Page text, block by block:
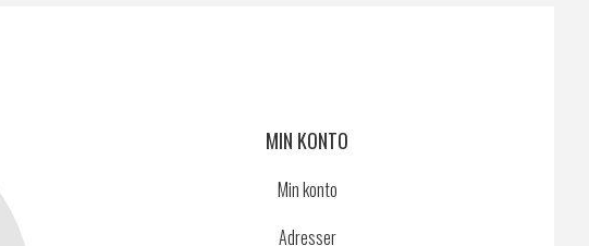
MIN KONTO
Min konto
Adresser